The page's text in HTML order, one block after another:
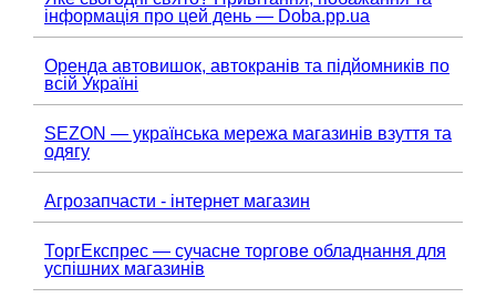
інформація про цей день — Doba.pp.ua
Оренда автовишок, автокранів та підйомників по
всій Україні
SEZON — українська мережа магазинів взуття та
одягу
Агрозапчасти - інтернет магазин
ТоргЕкспрес — сучасне торгове обладнання для
успішних магазинів